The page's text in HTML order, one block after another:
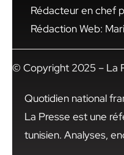
Rédacteur en chef
Rédaction Web:
© Copyright 2025 – La
Quotidien national
La Presse est une
tunisien. Analyses,